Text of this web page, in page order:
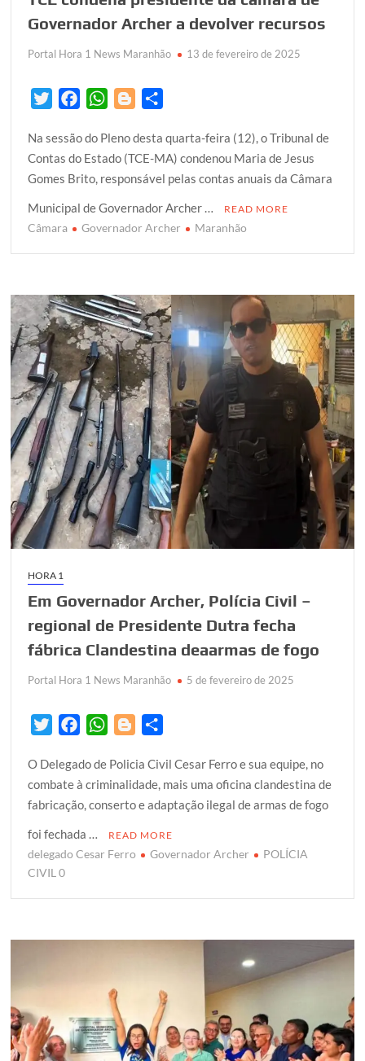
Governador Archer a devolver recursos
Portal Hora 1 News Maranhão 13 de fevereiro de 2025
i
t
t
e
r
c
e
b
o
o
W
a
t
s
A
p
o
g
g
e
r
a
r
e
Na sessão do Pleno desta quarta-feira (12), o Tribunal de
Contas do Estado (TCE-MA) condenou Maria de Jesus
Gomes Brito, responsável pelas contas anuais da Câmara
Municipal de Governador Archer …
READ MORE
Câmara Governador Archer Maranhão
HORA 1
Em Governador Archer, Polícia Civil –
regional de Presidente Dutra fecha
fábrica Clandestina deaarmas de fogo
Portal Hora 1 News Maranhão 5 de fevereiro de 2025
i
t
t
e
r
c
e
b
o
o
W
a
t
s
A
p
o
g
g
e
a
r
e
O Delegado de Policia Civil Cesar Ferro e sua equipe, no
combate à criminalidade, mais uma oficina clandestina de
fabricação, conserto e adaptação ilegal de armas de fogo
foi fechada …
READ MORE
delegado Cesar Ferro Governador Archer
POLÍCIA
CIVIL 0